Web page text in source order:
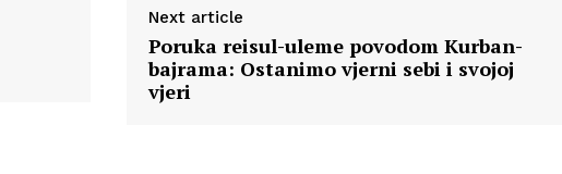
Next article
Poruka reisul-uleme povodom Kurban-
bajrama: Ostanimo vjerni sebi i svojoj
vjeri